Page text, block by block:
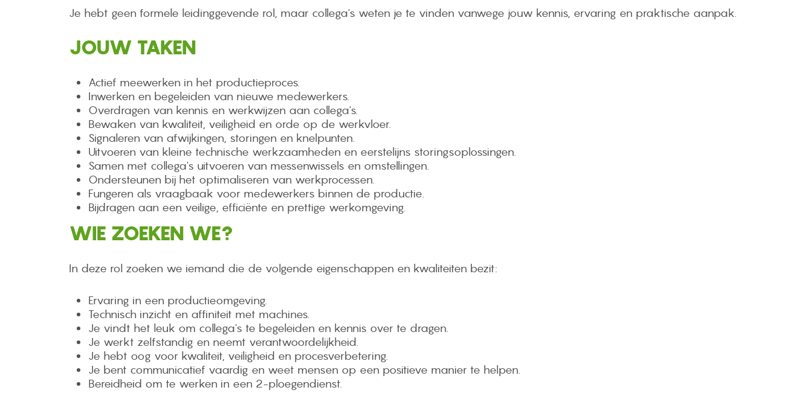
Je hebt geen formele leidinggevende rol, maar collega's weten je te vinden vanwege jouw kennis, ervaring en praktische aanpak.
JOUW TAKEN
Actief meewerken in het productieproces.
Inwerken en begeleiden van nieuwe medewerkers.
Overdragen van kennis en werkwijzen aan collega's.
Bewaken van kwaliteit, veiligheid en orde op de werkvloer.
Signaleren van afwijkingen, storingen en knelpunten.
Uitvoeren van kleine technische werkzaamheden en eerstelijns storingsoplossingen.
Samen met collega's uitvoeren van messenwissels en omstellingen.
Ondersteunen bij het optimaliseren van werkprocessen.
Fungeren als vraagbaak voor medewerkers binnen de productie.
Bijdragen aan een veilige, efficiënte en prettige werkomgeving.
WIE ZOEKEN WE?
In deze rol zoeken we iemand die de volgende eigenschappen en kwaliteiten bezit:
Ervaring in een productieomgeving.
Technisch inzicht en affiniteit met machines.
Je vindt het leuk om collega's te begeleiden en kennis over te dragen.
Je werkt zelfstandig en neemt verantwoordelijkheid.
Je hebt oog voor kwaliteit, veiligheid en procesverbetering.
Je bent communicatief vaardig en weet mensen op een positieve manier te helpen.
Bereidheid om te werken in een 2-ploegendienst.